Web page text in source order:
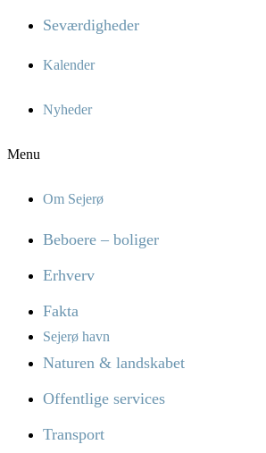
Seværdigheder
Kalender
Nyheder
Menu
Om Sejerø
Beboere – boliger
Erhverv
Fakta
Sejerø havn
Naturen & landskabet
Offentlige services
Transport